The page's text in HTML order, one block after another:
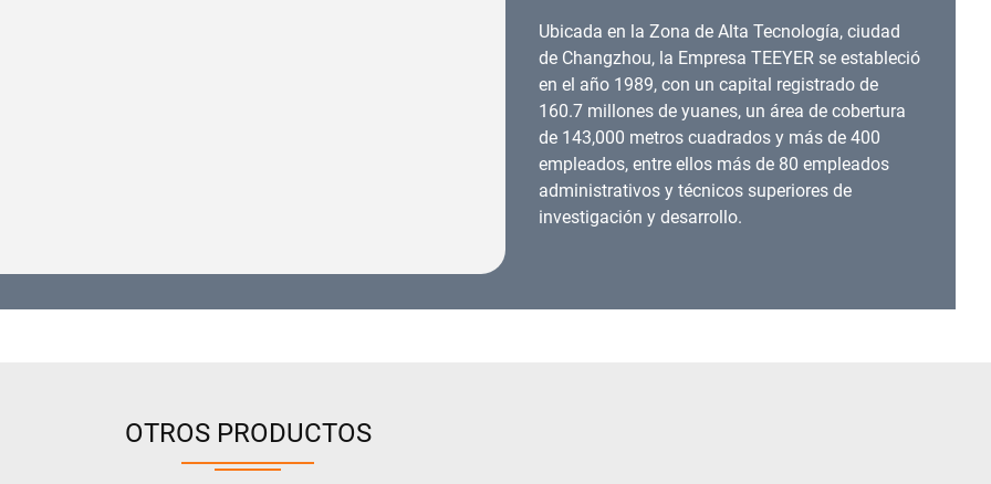
Ubicada en la Zona de Alta Tecnología, ciudad
de Changzhou, la Empresa TEEYER se estableció
en el año 1989, con un capital registrado de
160.7 millones de yuanes, un área de cobertura
de 143,000 metros cuadrados y más de 400
empleados, entre ellos más de 80 empleados
administrativos y técnicos superiores de
investigación y desarrollo.
OTROS PRODUCTOS